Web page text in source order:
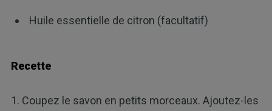
Huile essentielle de citron (facultatif)
Recette
1. Coupez le savon en petits morceaux. Ajoutez-les